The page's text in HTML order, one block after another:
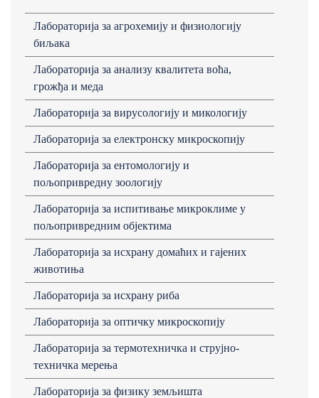
Лабораторија за агрохемију и физиологију
биљака
Лaборaторијa зa aнaлизу квaлитетa воћa,
грожђa и медa
Лабораторија за вирусологију и микологију
Лабораторија за електронску микроскопију
Лабораторија за ентомологију и
пољопривредну зоологију
Лабораторија за испитивање микроклиме у
пољопривредним објектима
Лабораторија за исхрану домаћих и гајених
животиња
Лабораторија за исхрану риба
Лабораторија за оптичку микроскопију
Лабораторија за термотехничка и струјно-
техничка мерења
Лабораторија за физику земљишта